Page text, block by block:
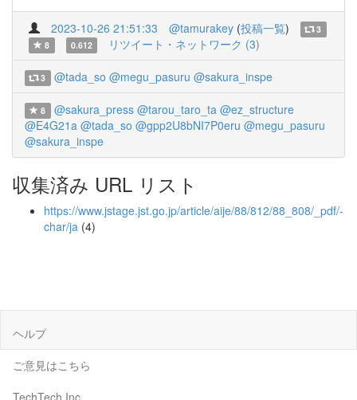
2023-10-26 21:51:33 @tamurakey (投稿一覧)
3
8
0.612 リツイート・ネットワーク (3)
3 @tada_so @megu_pasuru @sakura_inspe
8 @sakura_press @tarou_taro_ta @ez_structure
@E4G21a @tada_so @gpp2U8bNI7P0eru @megu_pasuru
@sakura_inspe
収集済み URL リスト
https://www.jstage.jst.go.jp/article/aije/88/812/88_808/_pdf/-
char/ja (4)
ヘルプ
ご意見はこちら
TechTech Inc.